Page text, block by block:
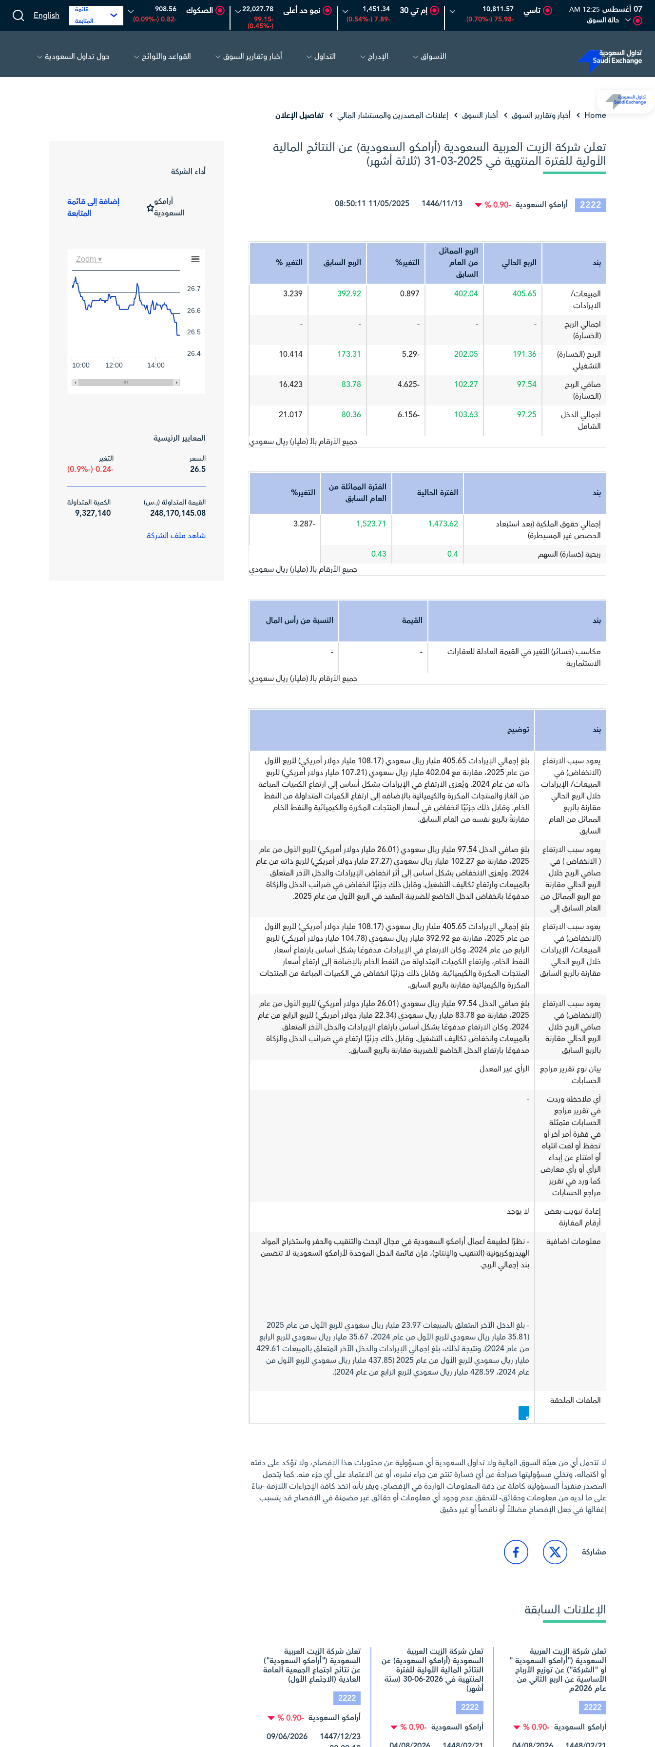
0.00 (0.00%)
07 أغسطس
12:25 AM
حالة السوق
تاسي
10,811.57
-75.98 (-0.70%)
إم تي 30
1,451.34
-7.89 (-0.54%)
نمو حد أعلى
22,027.78
-99.15
(-0.45%)
الصكوك
908.56
-0.82 (-0.09%)
قائمة
المتابعة
English
الأسواق الإدراج التداول أخبار وتقارير السوق القواعد واللوائح حول تداول السعودية
Home أخبار وتقارير السوق أخبار السوق إعلانات المصدرين والمستشار المالي تفاصيل الإعلان
تعلن شركة الزیت العربیة السعودیة (أرامكو السعودیة) عن النتائج المالية
الأولية للفترة المنتهية في 2025-03-31 (ثلاثة أشهر)
2222 أرامكو السعودية -0.90 %
1446/11/13 11/05/2025 08:50:11
بند الربع الحالي
الربع المماثل
من العام
السابق
التغير% الربع السابق التغير %
المبيعات/
الايرادات
405.65
402.04
0.897
392.92
3.239
اجمالي الربح
(الخسارة)
-
-
-
-
-
الربح (الخسارة)
التشغيلي
191.36
202.05
-5.29
173.31
10.414
صافي الربح
(الخسارة)
97.54
102.27
-4.625
83.78
16.423
اجمالي الدخل
الشامل
97.25
103.63
-6.156
80.36
21.017
جميع الأرقام بالـ (مليار) ريال سعودي
بند الفترة الحالية
الفترة المماثلة من
العام السابق
التغير%
إجمالي حقوق الملكية (بعد استبعاد
الحصص غير المسيطرة)
1,473.62
1,523.71
-3.287
ربحية (خسارة) السهم 0.4
0.43
جميع الأرقام بالـ (مليار) ريال سعودي
بند القيمة النسبة من رأس المال
مكاسب (خسائر) التغير في القيمة العادلة للعقارات
الاستثمارية
-
-
جميع الأرقام بالـ (مليار) ريال سعودي
بند توضيح
يعود سبب الارتفاع
(الانخفاض) في
المبيعات/ الإيرادات
خلال الربع الحالي
مقارنة بالربع
المماثل من العام
السابق
بلغ إجمالي الإيرادات 405.65 مليار ريال سعودي (108.17 مليار دولار أمريكي) للربع الأول
من عام 2025، مقارنة مع 402.04 مليار ريال سعودي (107.21 مليار دولار أمريكي) للربع
ذاته من عام 2024. ويُعزى الارتفاع في الإيرادات بشكل أساس إلى ارتفاع الكميات المباعة
من الغاز والمنتجات المكررة والكيميائية بالإضافه إلى ارتفاع الكميات المتداولة من النفط
الخام. وقابل ذلك جزئيًا انخفاض في أسعار المنتجات المكررة والكيميائية والنفط الخام
مقارنةً بالربع نفسه من العام السابق.
يعود سبب الارتفاع
( الانخفاض ) في
صافي الربح خلال
الربع الحالي مقارنة
مع الربع المماثل من
العام السابق إلى
بلغ صافي الدخل 97.54 مليار ريال سعودي (26.01 مليار دولار أمريكي) للربع الأول من عام
2025، مقارنة مع 102.27 مليار ريال سعودي (27.27 مليار دولار أمريكي) للربع ذاته من عام
2024. ويُعزى الانخفاض بشكل أساس إلى أثر انخفاض الإيرادات والدخل الآخر المتعلق
بالمبيعات وارتفاع تكاليف التشغيل. وقابل ذلك جزئيًا انخفاض في ضرائب الدخل والزكاة
مدفوعًا بانخفاض الدخل الخاضع للضريبة المقيد في الربع الأول من عام 2025.
يعود سبب الارتفاع
(الانخفاض) في
المبيعات/ الإيرادات
خلال الربع الحالي
مقارنة بالربع السابق
بلغ إجمالي الإيرادات 405.65 مليار ريال سعودي (108.17 مليار دولار أمريكي) للربع الأول
من عام 2025، مقارنة مع 392.92 مليار ريال سعودي (104.78 مليار دولار أمريكي) للربع
الرابع من عام 2024. وكان الارتفاع في الإيرادات مدفوعًا بشكل أساس بارتفاع أسعار
النفط الخام، وارتفاع الكميات المتداولة من النفط الخام بالإضافة إلى ارتفاع أسعار
المنتجات المكررة والكيميائية. وقابل ذلك جزئيًا انخفاض في الكميات المباعة من المنتجات
المكررة والكيميائية مقارنة بالربع السابق.
يعود سبب الارتفاع
(الانخفاض) في
صافي الربح خلال
الربع الحالي مقارنة
بالربع السابق
بلغ صافي الدخل 97.54 مليار ريال سعودي (26.01 مليار دولار أمريكي) للربع الأول من عام
2025، مقارنة مع 83.78 مليار ريال سعودي (22.34 مليار دولار أمريكي) للربع الرابع من عام
2024. وكان الارتفاع مدفوعًا بشكل أساس بارتفاع الإيرادات والدخل الآخر المتعلق
بالمبيعات وانخفاض تكاليف التشغيل. وقابل ذلك جزئيًا ارتفاع في ضرائب الدخل والزكاة
مدفوعًا بارتفاع الدخل الخاضع للضريبة مقارنة بالربع السابق.
بيان نوع تقرير مراجع
الحسابات
الرأي غير المعدل
أي ملاحظة وردت
في تقرير مراجع
الحسابات متمثلة
في فقرة أمر آخر أو
تحفظ أو لفت انتباه
أو امتناع عن إبداء
الرأي أو رأي معارض
كما ورد في تقرير
مراجع الحسابات
-
إعادة تبويب بعض
أرقام المقارنة
لا يوجد
معلومات اضافية
- نظرًا لطبیعة أعمال أرامكو السعودیة في مجال البحث والتنقیب والحفر واستخراج المواد
الھیدروكربونیة (التنقیب والإنتاج)، فإن قائمة الدخل الموحدة لأرامكو السعودیة لا تتضمن
بند إجمالي الربح.
- بلغ الدخل الآخر المتعلق بالمبيعات 23.97 مليار ريال سعودي للربع الأول من عام 2025
(35.81 مليار ريال سعودي للربع الأول من عام 2024، 35.67 مليار ريال سعودي للربع الرابع
من عام 2024). ونتيجة لذلك، بلغ إجمالي الإيرادات والدخل الآخر المتعلق بالمبيعات 429.61
مليار ريال سعودي للربع الأول من عام 2025 (437.85 مليار ريال سعودي للربع الأول من
عام 2024، 428.59 مليار ريال سعودي للربع الرابع من عام 2024).
الملفات الملحقة
لا تتحمل أي من هيئة السوق المالية ولا تداول السعودية أي مسؤولية عن محتويات هذا الإفصاح، ولا تؤكد على دقته
أو اكتماله، وتخلي مسؤوليتها صراحةً عن أيّ خسارة تنتج من جراء نشره، أو عن الاعتماد على أيّ جزء منه. كما يتحمل
المصدر منفرداً المسؤولية كاملة عن دقة المعلومات الواردة في الإفصاح، ويقر بأنه اتخذ كافة الإجراءات اللازمة -بناءً
على ما لديه من معلومات وحقائق- للتحقق عدم وجود أي معلومات أو حقائق غير مضمنة في الإفصاح قد يتسبب
إغفالها في جعل الإفصاح مضللاً أو ناقصاً أو غير دقيق
مشاركة
الإعلانات السابقة
تعلن شركة الزيت العربية
السعودية ("أرامكو السعودية "
أو "الشركة") عن توزيع الأرباح
الأساسية عن الربع الثاني من
عام 2026م
2222
أرامكو السعودية -0.90 %
تعلن شركة الزیت العربیة
السعودیة (أرامكو السعودیة) عن
النتائج المالية الأولية للفترة
المنتهية في 2026-06-30 (ستة
أشهر)
2222
أرامكو السعودية -0.90 %
تعلن شركة الزيت العربية
السعودية ("أرامكو السعودية")
عن نتائج اجتماع الجمعية العامة
العادية (الاجتماع الأول)
2222
أرامكو السعودية -0.90 %
1447/12/23 09/06/2026
أداء الشركة
أرامكو
السعودية
إضافة إلى قائمة
المتابعة
12:00 14:00
10:00
26.5
26.6
26.7
26.4
Zoom ▾
المعايير الرئيسية
السعر
26.5
التغير
-0.24 (-0.9%)
القيمة المتداولة (ر.س)
248,170,145.08
الكمية المتداولة
9,327,140
شاهد ملف الشركة